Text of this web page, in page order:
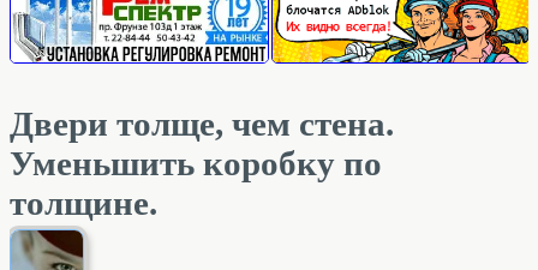
Двери толще, чем стена.
Уменьшить коробку по
толщине.